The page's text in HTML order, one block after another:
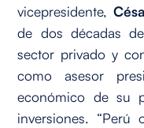
vicepresidente,
de dos décadas
sector privado y
como asesor
económico de su
inversiones. “Perú